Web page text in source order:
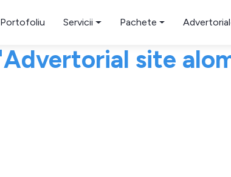
Portofoliu Servicii Pachete
Advertorial site